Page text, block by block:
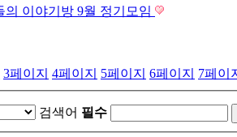
의 이야기방 9월 정기모임
3페이지 4페이지 5페이지 6페이지 7페이
검색어 필수